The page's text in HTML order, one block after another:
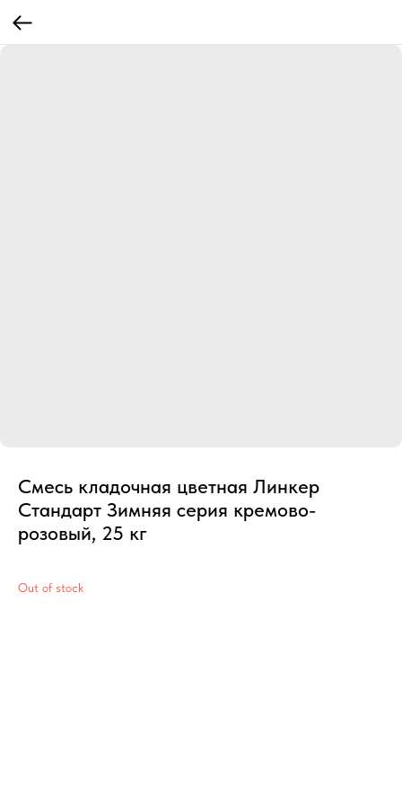
Смесь кладочная цветная Линкер
Стандарт Зимняя серия кремово-
розовый, 25 кг
Out of stock